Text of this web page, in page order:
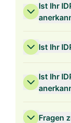
Ist Ihr
Ist Ihr
Ist Ihr
Fragen